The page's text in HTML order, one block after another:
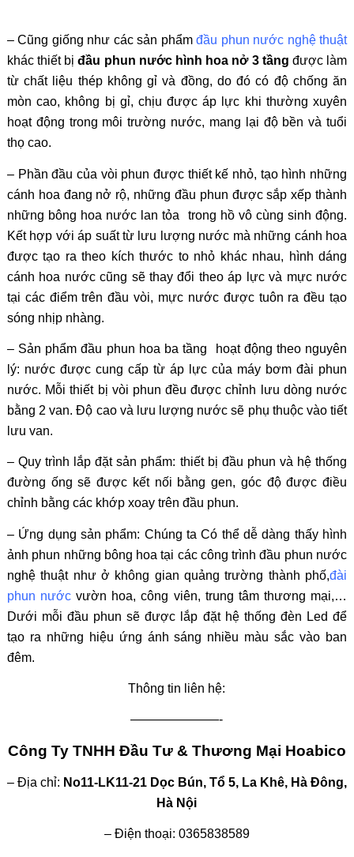
– Cũng giống như các sản phẩmđầu phun nước nghệ thuật
khác thiết bịđầu phun nước hình hoa nở 3 tầng được làm
từ chất liệu thép không gỉ và đồng, do đó có độ chống ăn
mòn cao, không bị gỉ, chịu được áp lực khi thường xuyên
hoạt động trong môi trường nước, mang lại độ bền và tuổi
thọ cao.
– Phần đầu của vòi phun được thiết kế nhỏ, tạo hình những
cánh hoa đang nở rộ, những đầu phun được sắp xếp thành
những bông hoa nước lan tỏa trong hồ vô cùng sinh động.
Kết hợp với áp suất từ lưu lượng nước mà những cánh hoa
được tạo ra theo kích thước to nhỏ khác nhau, hình dáng
cánh hoa nước cũng sẽ thay đổi theo áp lực và mực nước
tại các điểm trên đầu vòi, mực nước được tuôn ra đều tạo
sóng nhịp nhàng.
– Sản phẩm đầu phun hoa ba tầng hoạt động theo nguyên
lý: nước được cung cấp từ áp lực của máy bơm đài phun
nước. Mỗi thiết bị vòi phun đều được chỉnh lưu dòng nước
bằng 2 van. Độ cao và lưu lượng nước sẽ phụ thuộc vào tiết
lưu van.
– Quy trình lắp đặt sản phẩm: thiết bị đầu phun và hệ thống
đường ống sẽ được kết nối bằng gen, góc độ được điều
chỉnh bằng các khớp xoay trên đầu phun.
– Ứng dụng sản phẩm: Chúng ta Có thể dễ dàng thấy hình
ảnh phun những bông hoa tại các công trình đầu phun nước
nghệ thuật như ở không gian quảng trường thành phố,đài
phun nước vườn hoa, công viên, trung tâm thương mại,…
Dưới mỗi đầu phun sẽ được lắp đặt hệ thống đèn Led để
tạo ra những hiệu ứng ánh sáng nhiều màu sắc vào ban
đêm.
Thông tin liên hệ:
———————-
Công Ty TNHH Đầu Tư & Thương Mại Hoabico
– Địa chỉ: No11-LK11-21 Dọc Bún, Tổ 5, La Khê, Hà Đông,
Hà Nội
– Điện thoại: 0365838589